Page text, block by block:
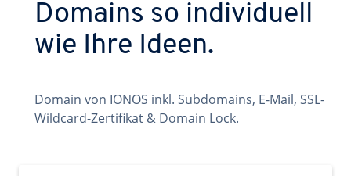
Domains so individuell
wie Ihre Ideen.
Domain von IONOS inkl. Subdomains, E-Mail, SSL-
Wildcard-Zertifikat & Domain Lock.